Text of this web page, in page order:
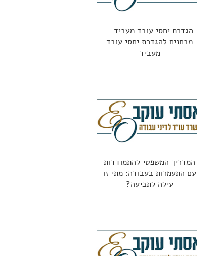
הגדרת יחסי עובד מעביד –
מבחנים להגדרת יחסי עובד
מעביד
המדריך המשפטי להתמודדות
עם התעמרות בעבודה: מתי זו
עילה לתביעה?